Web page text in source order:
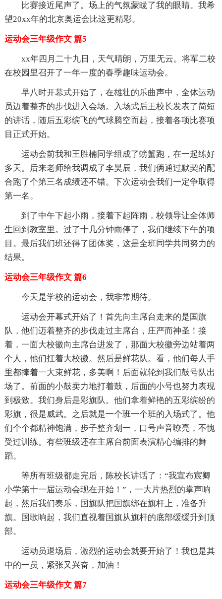
比赛接近尾声了。场上的气氛蒙眬了我的眼睛。我希
望20xx年的北京奥运会比这更精彩。
运动会三年级作文 篇5
xx年四月二十九日，天气晴朗，万里无云。将军二校
在校园里召开了一年一度的春季趣味运动会。
早八时开幕式开始了，在雄壮的乐曲声中，全体运动
员迈着整齐的步伐进入会场。入场式后王校长发表了简短
的讲话，随后五彩缤飞的气球腾空而起，接着各项比赛项
目正式开始。
运动会前我和王胜楠同学组成了螃蟹跑，在一起练好
多天。后来老师给我调成了李昊辰，我们俩通过默契的配
合跑了个第三名成绩还不错。下次运动会我们一定争取得
第一名。
到了中午下起小雨，接着下起阵雨，校领导让全体师
生回到教室里。过了十几分钟雨停了，我们继续下午的项
目。最后我们班还得了团体奖，这是全班同学共同努力的
结果。
运动会三年级作文 篇6
今天是学校的运动会，我非常期待。
运动会开幕式开始了！首先向主席台走来的是国旗
队，他们迈着整齐的步伐走过主席台，庄严而神圣！接
着，一面大校徽向主席台进发了，那面大校徽旁边站着两
个人，他们扛着大校徽。然后是鲜花队。看，他们每人手
里都捧着一大束鲜花，多美啊！后面就轮到我们鼓号队出
场了。前面的小鼓卖力地打着鼓，后面的小号也努力表现
到极致。我们身后是彩旗队。他们拿着鲜艳的五彩缤纷的
彩旗，很是威武。之后就是一个班一个班的入场式了。他
们个个都精神饱满，步子整齐划一，口号声音嘹亮，不愧
受过训练。有些班级还在主席台前面表演精心编排的舞
蹈。
等所有班级都走完后，陈校长讲话了：“我宣布宸卿
小学第十一届运动会现在开始！”，一大片热烈的掌声响
起，然后我们奏乐，国旗队把国旗绑在旗杆上，准备升
旗。国歌响起，我们直视着国旗从旗杆的底部缓缓升到顶
部。
运动员退场后，激烈的运动会就要开始了！我也是其
中的一员，紧张又兴奋，加油！
运动会三年级作文 篇7